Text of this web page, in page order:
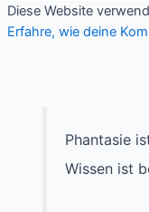
Diese Website
Erfahre, wie deine
Phantasie
Wissen ist